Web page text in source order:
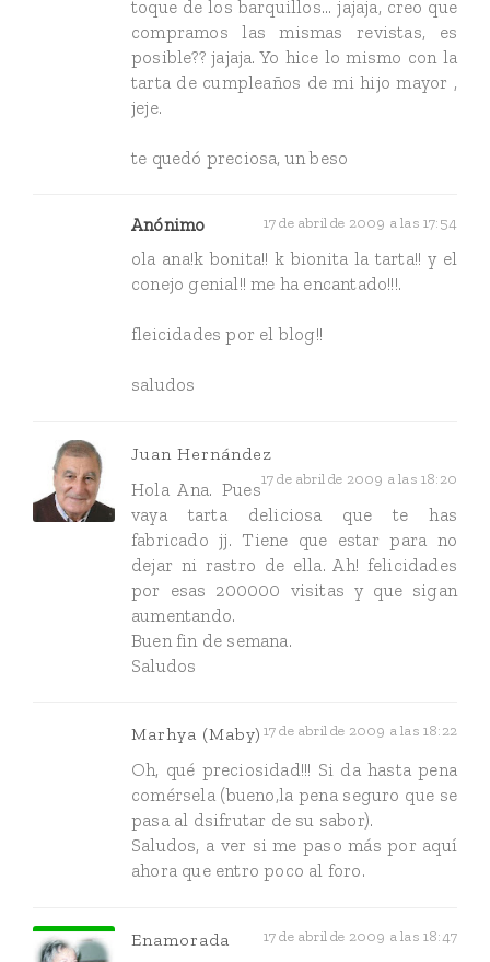
toque de los barquillos... jajaja, creo que
compramos las mismas revistas, es
posible?? jajaja. Yo hice lo mismo con la
tarta de cumpleaños de mi hijo mayor ,
jeje.
te quedó preciosa, un beso
Anónimo 17 de abril de 2009 a las 17:54
ola ana!k bonita!! k bionita la tarta!! y el
conejo genial!! me ha encantado!!!.
fleicidades por el blog!!
saludos
Juan Hernández
17 de abril de 2009 a las 18:20
Hola Ana. Pues
vaya tarta deliciosa que te has
fabricado jj. Tiene que estar para no
dejar ni rastro de ella. Ah! felicidades
por esas 200000 visitas y que sigan
aumentando.
Buen fin de semana.
Saludos
Marhya (Maby) 17 de abril de 2009 a las 18:22
Oh, qué preciosidad!!! Si da hasta pena
comérsela (bueno,la pena seguro que se
pasa al dsifrutar de su sabor).
Saludos, a ver si me paso más por aquí
ahora que entro poco al foro.
Enamorada 17 de abril de 2009 a las 18:47